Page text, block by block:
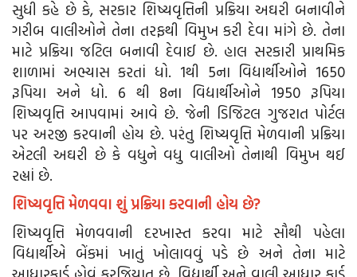
સુધી કહે છે કે, સરકાર શિષ્યવૃત્તિની પ્રક્રિયા અઘરી બનાવીને
ગરીબ વાલીઓને તેના તરફથી વિમુખ કરી દેવા માંગે છે. તેના
માટે પ્રક્રિયા જટિલ બનાવી દેવાઈ છે. હાલ સરકારી પ્રાથમિક
શાળામાં અભ્યાસ કરતાં ધો. 1થી 5ના વિદ્યાર્થીઓને 1650
રૂપિયા અને ધો. 6 થી 8ના વિદ્યાર્થીઓને 1950 રૂપિયા
શિષ્યવૃત્તિ આપવામાં આવે છે. જેની ડિજિટલ ગુજરાત પોર્ટલ
પર અરજી કરવાની હોય છે. પરંતુ શિષ્યવૃત્તિ મેળવાની પ્રક્રિયા
એટલી અઘરી છે કે વધુને વધુ વાલીઓ તેનાથી વિમુખ થઈ
રહ્યાં છે.
શિષ્યવૃત્તિ મેળવવા શું પ્રક્રિયા કરવાની હોય છે?
શિષ્યવૃત્તિ મેળવવાની દરખાસ્ત કરવા માટે સૌથી પહેલા
વિદ્યાર્થીએ બેંકમાં ખાતું ખોલાવવું પડે છે અને તેના માટે